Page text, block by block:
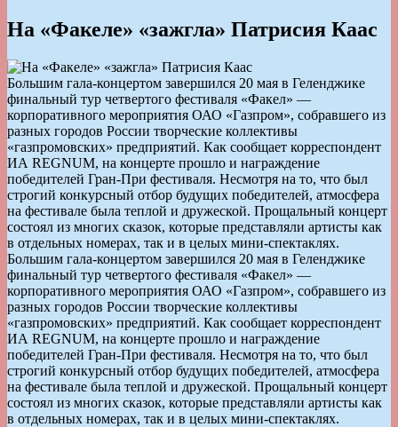
На «Факеле» «зажгла» Патрисия Каас
Большим гала-концертом завершился 20 мая в Геленджике
финальный тур четвертого фестиваля «Факел» —
корпоративного мероприятия ОАО «Газпром», собравшего из
разных городов России творческие коллективы
«газпромовских» предприятий. Как сообщает корреспондент
ИА REGNUM, на концерте прошло и награждение
победителей Гран-При фестиваля. Несмотря на то, что был
строгий конкурсный отбор будущих победителей, атмосфера
на фестивале была теплой и дружеской. Прощальный концерт
состоял из многих сказок, которые представляли артисты как
в отдельных номерах, так и в целых мини-спектаклях.
Большим гала-концертом завершился 20 мая в Геленджике
финальный тур четвертого фестиваля «Факел» —
корпоративного мероприятия ОАО «Газпром», собравшего из
разных городов России творческие коллективы
«газпромовских» предприятий. Как сообщает корреспондент
ИА REGNUM, на концерте прошло и награждение
победителей Гран-При фестиваля. Несмотря на то, что был
строгий конкурсный отбор будущих победителей, атмосфера
на фестивале была теплой и дружеской. Прощальный концерт
состоял из многих сказок, которые представляли артисты как
в отдельных номерах, так и в целых мини-спектаклях.